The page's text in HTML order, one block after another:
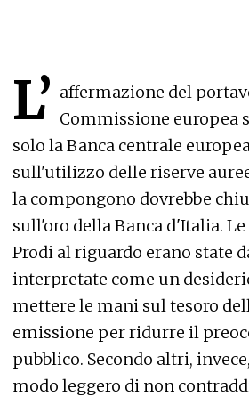
L’ affermazione del
Commissione europea
solo la Banca centrale
sull'utilizzo delle riserve
la compongono dovrebbe
sull'oro della Banca d'Italia.
Prodi al riguardo erano state
interpretate come un
mettere le mani sul tesoro
emissione per ridurre il
pubblico. Secondo altri,
modo leggero di non